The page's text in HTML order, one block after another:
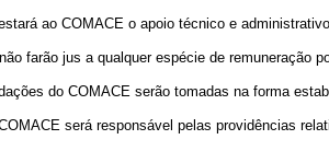
ao COMACE o apoio técnico e
farão jus a qualquer espécie de remuneração
do COMACE serão tomadas na forma
será responsável pelas providências